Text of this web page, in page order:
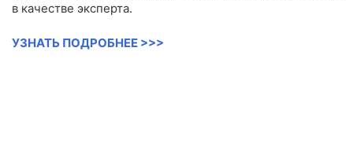
в качестве эксперта.
УЗНАТЬ ПОДРОБНЕЕ >>>